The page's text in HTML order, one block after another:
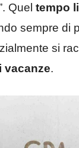
Quel tempo
sempre di
si
vacanze.